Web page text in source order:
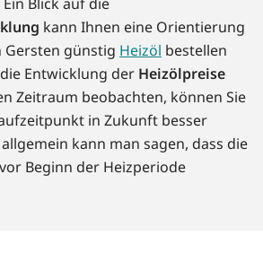
kann Ihnen eine Orientierung
Gersten günstig Heizöl bestellen
Entwicklung der Heizölpreise
Zeitraum beobachten, können Sie
in Zukunft besser
kann man sagen, dass die
Beginn der Heizperiode